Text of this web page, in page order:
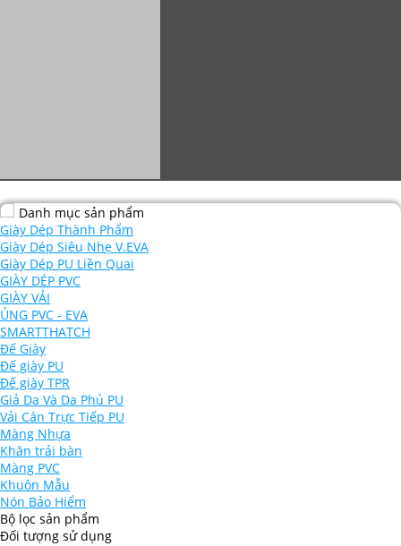
Danh mục sản phẩm
Giày Dép Thành Phẩm
Giày Dép Siêu Nhẹ V.EVA
Giày Dép PU Liền Quai
GIÀY DÉP PVC
GIÀY VẢI
ỦNG PVC - EVA
SMARTTHATCH
Đế Giày
Đế giày PU
Đế giày TPR
Giả Da Và Da Phủ PU
Vải Cán Trực Tiếp PU
Màng Nhựa
Khăn trải bàn
Màng PVC
Khuôn Mẫu
Nón Bảo Hiểm
Bộ lọc sản phẩm
Đối tượng sử dụng